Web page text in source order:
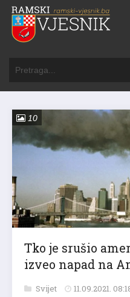
10
Tko je srušio
izveo napad na
Svijet 11.09.2021.